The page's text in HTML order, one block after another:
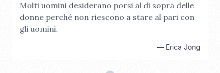
Molti uomini desiderano porsi al di sopra delle
donne perché non riescono a stare al pari con
gli uomini.
— Erica Jong